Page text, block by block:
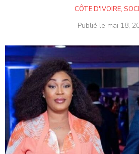
CÔTE D'IVOIRE,
Publié le mai 18,